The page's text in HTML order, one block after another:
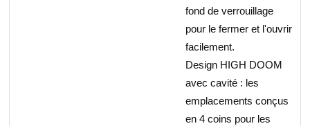
fond de verrouillage
pour le fermer et l'ouvrir
facilement.
Design HIGH DOOM
avec cavité : les
emplacements conçus
en 4 coins pour les